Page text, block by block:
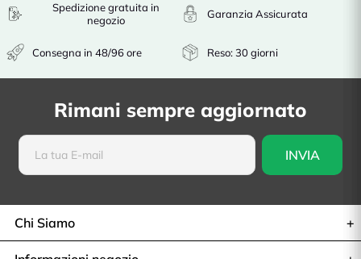
Spedizione gratuita in
negozio
Consegna in 48/96 ore
Garanzia Assicurata
Reso: 30 giorni
Rimani sempre aggiornato
Chi Siamo